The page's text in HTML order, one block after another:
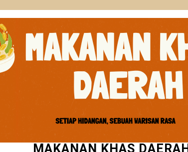
MAKANAN KHAS DAERAH